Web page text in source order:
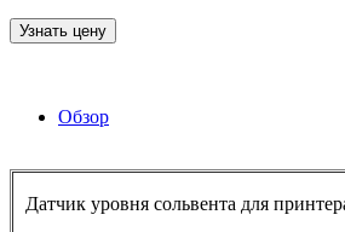
Узнать цену
Обзор
Датчик уровня сольвента для